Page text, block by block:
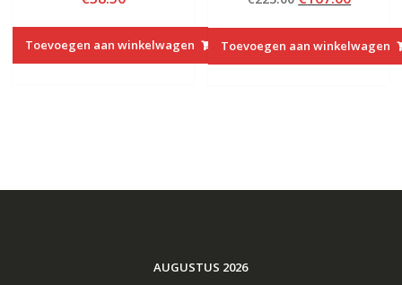
Toevoegen aan winkelwagen
was:
€223.00.
Toevoegen aan winkelwagen
AUGUSTUS 2026